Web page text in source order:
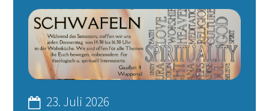
Datum:23. Juli 2026